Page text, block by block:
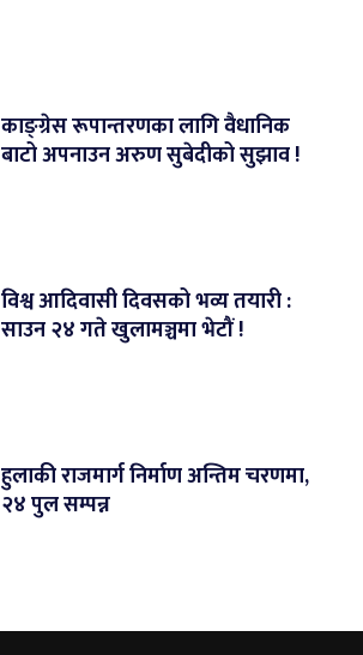
काङ्ग्रेस रूपान्तरणका लागि वैधानिक
बाटो अपनाउन अरुण सुबेदीको सुझाव !
विश्व आदिवासी दिवसको भव्य तयारी :
साउन २४ गते खुलामञ्चमा भेटौं !
हुलाकी राजमार्ग निर्माण अन्तिम चरणमा,
२४ पुल सम्पन्न